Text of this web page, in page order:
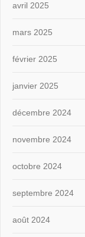
avril 2025
mars 2025
février 2025
janvier 2025
décembre 2024
novembre 2024
octobre 2024
septembre 2024
août 2024